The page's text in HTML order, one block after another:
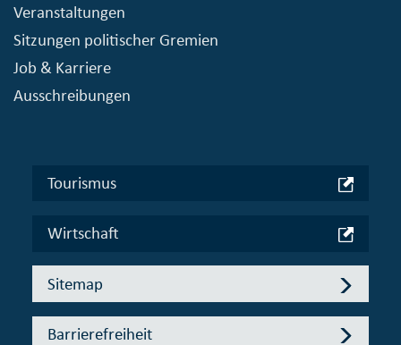
Veranstaltungen
Sitzungen politischer Gremien
Job & Karriere
Ausschreibungen
Tourismus
Wirtschaft
Sitemap
Barrierefreiheit